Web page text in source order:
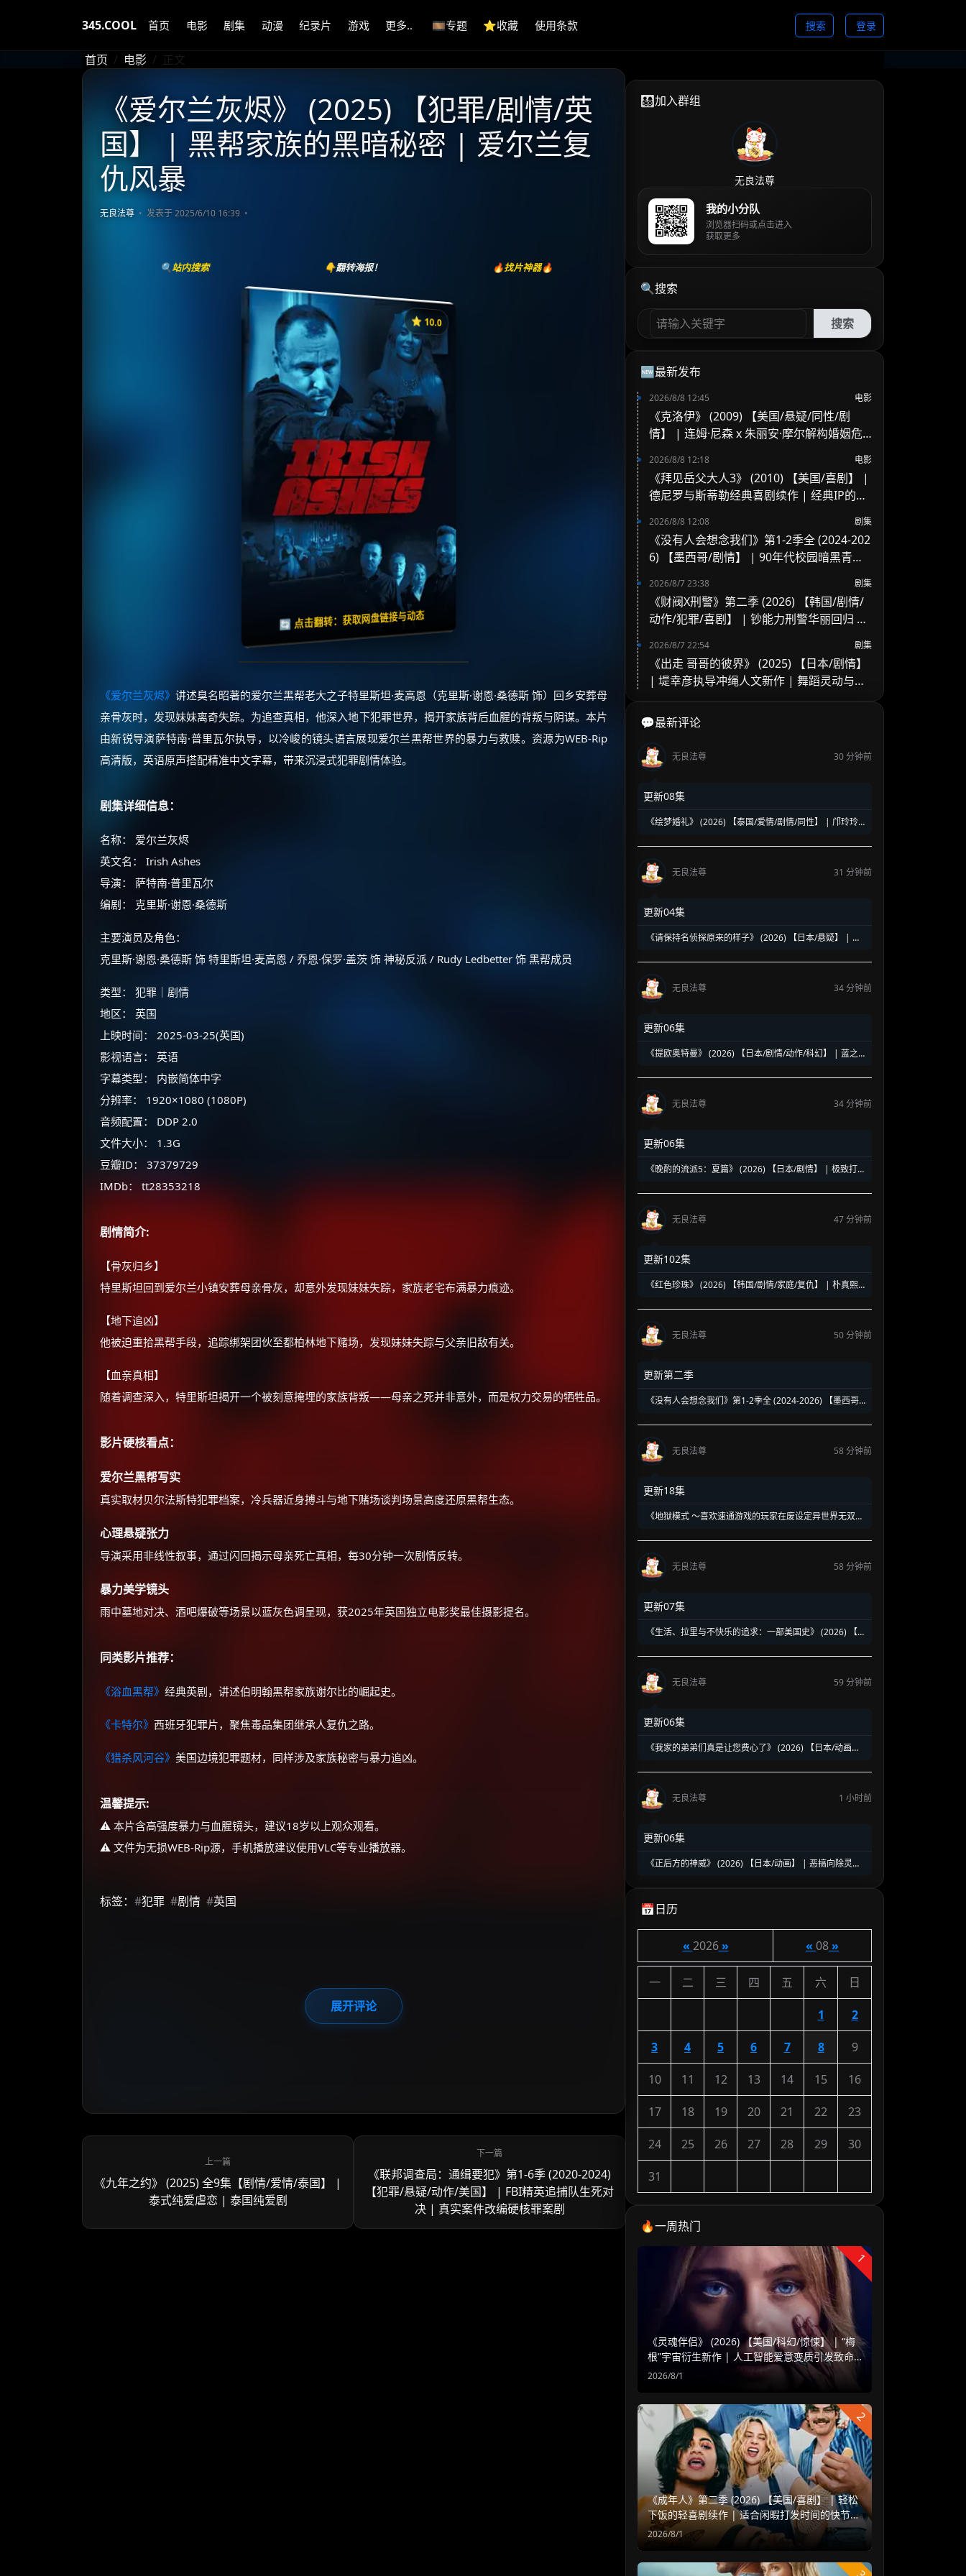
345.COOL 首页 电影 剧集 动漫 纪录片 游戏 更多.. 🎞️专题 ⭐️收藏 使用条款 搜索 登录
首页 电影 正文
《爱尔兰灰烬》 (2025) 【犯罪/剧情/英
国】 | 黑帮家族的黑暗秘密 | 爱尔兰复
仇风暴
无良法尊 发表于 2025/6/10 16:39
🔍站内搜索 👇翻转海报！ 🔥找片神器🔥
⭐️ 10.0
🔄 点击翻转：获取网盘链接与动态
《爱尔兰灰烬》
⭐
收藏
⭐️ 评分：10.0 | 🎬 2025年
夸克网盘
失效请反馈
《爱尔兰灰烬》 讲述臭名昭著的爱尔兰黑帮老大之子特里斯坦·麦高恩（克里斯·谢恩·桑德斯 饰）回乡安葬母
亲骨灰时，发现妹妹离奇失踪。为追查真相，他深入地下犯罪世界，揭开家族背后血腥的背叛与阴谋。本片
由新锐导演萨特南·普里瓦尔执导，以冷峻的镜头语言展现爱尔兰黑帮世界的暴力与救赎。资源为WEB-Rip
高清版，英语原声搭配精准中文字幕，带来沉浸式犯罪剧情体验。
剧集详细信息：
名称： 爱尔兰灰烬
英文名： Irish Ashes
导演： 萨特南·普里瓦尔
编剧： 克里斯·谢恩·桑德斯
主要演员及角色：
克里斯·谢恩·桑德斯 饰 特里斯坦·麦高恩 / 乔恩·保罗·盖茨 饰 神秘反派 / Rudy Ledbetter 饰 黑帮成员
类型： 犯罪｜剧情
地区： 英国
上映时间： 2025-03-25(英国)
影视语言： 英语
字幕类型： 内嵌简体中字
分辨率： 1920×1080 (1080P)
音频配置： DDP 2.0
文件大小： 1.3G
豆瓣ID： 37379729
IMDb： tt28353218
剧情简介:
【骨灰归乡】
特里斯坦回到爱尔兰小镇安葬母亲骨灰，却意外发现妹妹失踪，家族老宅布满暴力痕迹。
【地下追凶】
他被迫重拾黑帮手段，追踪绑架团伙至都柏林地下赌场，发现妹妹失踪与父亲旧敌有关。
【血亲真相】
随着调查深入，特里斯坦揭开一个被刻意掩埋的家族背叛——母亲之死并非意外，而是权力交易的牺牲品。
影片硬核看点：
爱尔兰黑帮写实
真实取材贝尔法斯特犯罪档案，冷兵器近身搏斗与地下赌场谈判场景高度还原黑帮生态。
心理悬疑张力
导演采用非线性叙事，通过闪回揭示母亲死亡真相，每30分钟一次剧情反转。
暴力美学镜头
雨中墓地对决、酒吧爆破等场景以蓝灰色调呈现，获2025年英国独立电影奖最佳摄影提名。
同类影片推荐：
《浴血黑帮》 经典英剧，讲述伯明翰黑帮家族谢尔比的崛起史。
《卡特尔》 西班牙犯罪片，聚焦毒品集团继承人复仇之路。
《猎杀风河谷》 美国边境犯罪题材，同样涉及家族秘密与暴力追凶。
温馨提示:
⚠️ 本片含高强度暴力与血腥镜头，建议18岁以上观众观看。
⚠️ 文件为无损WEB-Rip源，手机播放建议使用VLC等专业播放器。
标签： #犯罪 #剧情 #英国
展开评论
《九年之约》 (2025) 全9集【剧情/爱情/泰国】 |
泰式纯爱虐恋 | 泰国纯爱剧
《联邦调查局：通缉要犯》第1-6季 (2020-2024)
【犯罪/悬疑/动作/美国】 | FBI精英追捕队生死对
决 | 真实案件改编硬核罪案剧
👨‍👩‍👧‍👦加入群组
无良法尊
我的小分队
浏览器扫码或点击进入
获取更多
🔍搜索
搜索
🆕最新发布
2026/8/8 12:45 电影
《克洛伊》 (2009) 【美国/悬疑/同性/剧
情】 | 连姆·尼森 x 朱丽安·摩尔解构婚姻危
2026/8/8 12:18 电影
《拜见岳父大人3》 (2010) 【美国/喜剧】 |
德尼罗与斯蒂勒经典喜剧续作 | 经典IP的温
2026/8/8 12:08 剧集
《没有人会想念我们》第1-2季全 (2024-202
6) 【墨西哥/剧情】 | 90年代校园暗黑青春
2026/8/7 23:38 剧集
《财阀X刑警》第二季 (2026) 【韩国/剧情/
动作/犯罪/喜剧】 | 钞能力刑警华丽回归 |
2026/8/7 22:54 剧集
《出走 哥哥的彼界》 (2025) 【日本/剧情】
| 堤幸彦执导冲绳人文新作 | 舞蹈灵动与家
💬最新评论
无良法尊 30 分钟前
更新08集
《绘梦婚礼》 (2026) 【泰国/爱情/剧情/同性】 | 邝玲玲
无良法尊 31 分钟前
更新04集
《请保持名侦探原来的样子》 (2026) 【日本/悬疑】 | 幻
无良法尊 34 分钟前
更新06集
《提欧奥特曼》 (2026) 【日本/剧情/动作/科幻】 | 蓝之
无良法尊 34 分钟前
更新06集
《晚酌的流派5：夏篇》 (2026) 【日本/剧情】 | 极致打工
无良法尊 47 分钟前
更新102集
《红色珍珠》 (2026) 【韩国/剧情/家庭/复仇】 | 朴真熙
无良法尊 50 分钟前
更新第二季
《没有人会想念我们》第1-2季全 (2024-2026) 【墨西哥/
下校园经营法则
无良法尊
58 分钟前
更新18集
《地狱模式 ～喜欢速通游戏的玩家在废设定异世界无双
核废人玩家的受死流异世界无双 | 骨灰级高玩必看的硬核
转生神作
无良法尊
58 分钟前
更新07集
《生活、拉里与不快乐的追求：一部美国史》 (2026) 【美
制热情》荒诞来袭
无良法尊
59 分钟前
更新06集
《我家的弟弟们真是让您费心了》 (2026) 【日本/动画】
治愈乙女番
无良法尊
1 小时前
更新06集
《正后方的神威》 (2026) 【日本/动画】 | 恶搞向除灵搞
📅日历
« 2026» « 08»
一 二 三 四 五 六 日
1 2
3 4 5 6 7 8 9
10 11 12 13 14 15 16
17 18 19 20 21 22 23
24 25 26 27 28 29 30
31
🔥一周热门
1
《灵魂伴侣》 (2026) 【美国/科幻/惊悚】 | “梅
根”宇宙衍生新作 | 人工智能爱意变质引发致命
危机
2026/8/1
2
《成年人》第二季 (2026) 【美国/喜剧】 | 轻松
下饭的轻喜剧续作 | 适合闲暇打发时间的快节奏
爆米花
2026/8/1
🧧 福利领取站 ×
朋友们辛苦了 💦